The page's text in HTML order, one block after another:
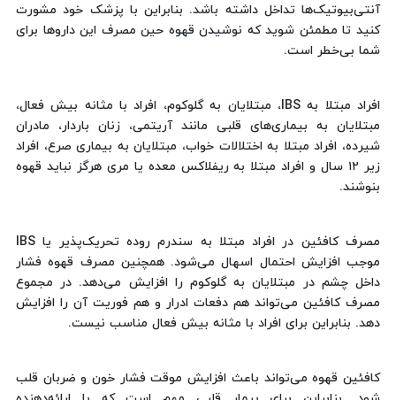
آنتی‌بیوتیک‌ها تداخل داشته باشد. بنابراین با پزشک خود مشورت
کنید تا مطمئن شوید که نوشیدن قهوه حین مصرف این داروها برای
شما بی‌خطر است.
افراد مبتلا به IBS، مبتلایان به گلوکوم، افراد با مثانه بیش فعال،
مبتلایان به بیماری‌های قلبی مانند آریتمی، زنان باردار، مادران
شیرده، افراد مبتلا به اختلالات خواب، مبتلایان به بیماری صرع، افراد
زیر ۱۲ سال و افراد مبتلا به ریفلاکس معده‌ یا مری هرگز نباید قهوه
بنوشند.
مصرف کافئین در افراد مبتلا به سندرم روده تحریک‌پذیر یا IBS
موجب افزایش احتمال اسهال می‌شود. همچنین مصرف قهوه فشار
داخل چشم در مبتلایان به گلوکوم را افزایش می‌دهد. در مجموع
مصرف کافئین می‌تواند هم دفعات ادرار و هم فوریت آن را افزایش
دهد. بنابراین برای افراد با مثانه بیش فعال مناسب نیست.
کافئین قهوه می‌تواند باعث افزایش موقت فشار خون و ضربان قلب